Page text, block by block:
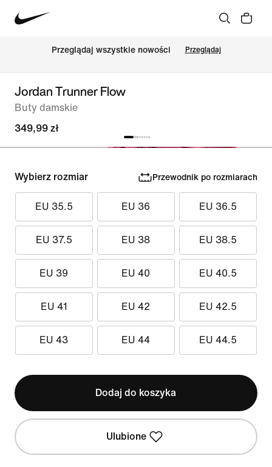
Przeglądaj wszystkie nowości Przeglądaj
Jordan Trunner Flow
Buty damskie
349,99 zł
Wybierz rozmiar Przewodnik po rozmiarach
EU 35.5 EU 36 EU 36.5
EU 37.5 EU 38 EU 38.5
EU 39 EU 40 EU 40.5
EU 41 EU 42 EU 42.5
EU 43 EU 44 EU 44.5
Dodaj do koszyka
Ulubione